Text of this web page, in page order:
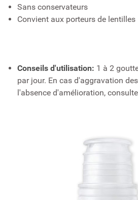
Sans conservateurs
Convient aux porteurs de lentilles
Conseils d'utilisation: 1 à 2
par jour. En cas d'aggravation
l'absence d'amélioration,